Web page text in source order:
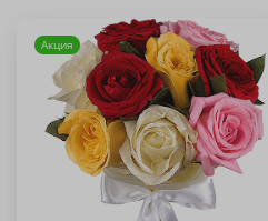
Акция